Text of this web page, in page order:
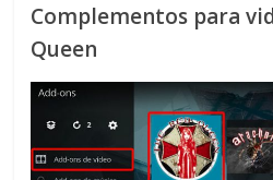
Complementos para
Queen